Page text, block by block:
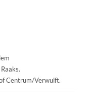
Centrum/Verwulft.